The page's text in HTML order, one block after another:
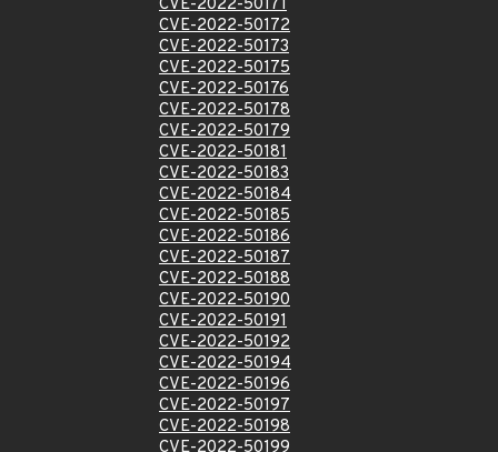
CVE-2022-50171
CVE-2022-50172
CVE-2022-50173
CVE-2022-50175
CVE-2022-50176
CVE-2022-50178
CVE-2022-50179
CVE-2022-50181
CVE-2022-50183
CVE-2022-50184
CVE-2022-50185
CVE-2022-50186
CVE-2022-50187
CVE-2022-50188
CVE-2022-50190
CVE-2022-50191
CVE-2022-50192
CVE-2022-50194
CVE-2022-50196
CVE-2022-50197
CVE-2022-50198